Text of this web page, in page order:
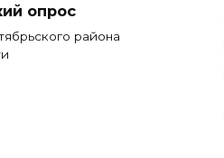
опрос
района